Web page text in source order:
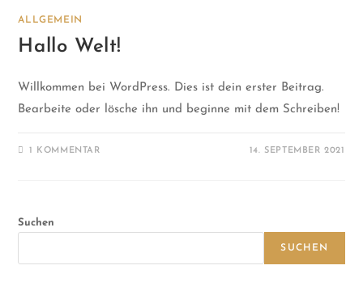
ALLGEMEIN
Hallo Welt!
Willkommen bei WordPress. Dies ist dein erster Beitrag.
Bearbeite oder lösche ihn und beginne mit dem Schreiben!
1 KOMMENTAR 14. SEPTEMBER 2021
Suchen
SUCHEN